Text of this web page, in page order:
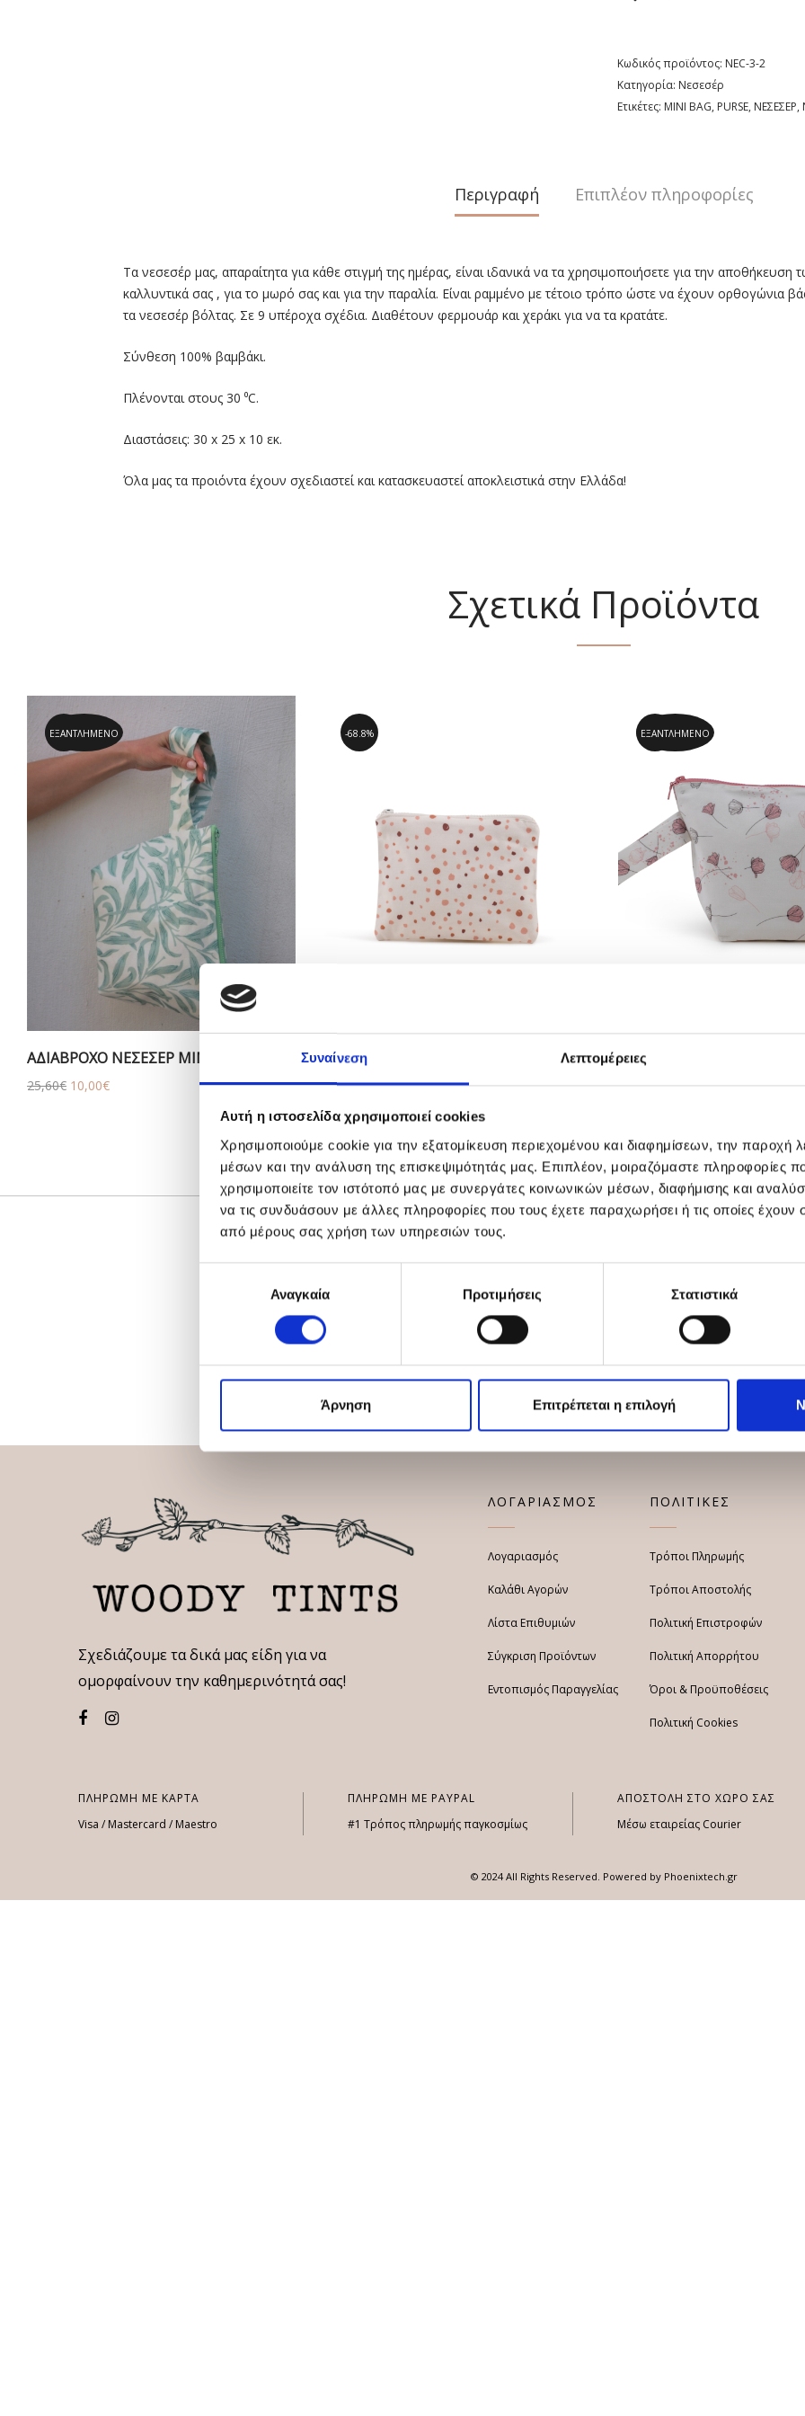
Συναίνεση Λεπτομέρειες
Αυτή η ιστοσελίδα χρησιμοποιεί cookies
Χρησιμοποιούμε cookie για την εξατομίκευση περιεχομένου και διαφημίσεων, την παροχή
μέσων και την ανάλυση της επισκεψιμότητάς μας. Επιπλέον, μοιραζόμαστε πληροφορίες
χρησιμοποιείτε τον ιστότοπό μας με συνεργάτες κοινωνικών μέσων, διαφήμισης και
να τις συνδυάσουν με άλλες πληροφορίες που τους έχετε παραχωρήσει ή τις οποίες έχουν
από μέρους σας χρήση των υπηρεσιών τους.
συγκατάθεσηςΑναγκαία Προτιμήσεις Στατιστικά
Άρνηση Επιτρέπεται η επιλογή
Κωδικός προϊόντος: ΝEC-3-2
Κατηγορία: Νεσεσέρ
Ετικέτες: MINI BAG, PURSE, ΝΕΣΕΣΕΡ,
Περιγραφή Επιπλέον πληροφορίες
Τα νεσεσέρ μας, απαραίτητα για κάθε στιγμή της ημέρας, είναι ιδανικά να τα χρησιμοποιήσετε για την
καλλυντικά σας , για το μωρό σας και για την παραλία. Είναι ραμμένο με τέτοιο τρόπο ώστε να έχουν ορθογώνια
τα νεσεσέρ βόλτας. Σε 9 υπέροχα σχέδια. Διαθέτουν φερμουάρ και χεράκι για να τα κρατάτε.
Σύνθεση 100% βαμβάκι.
Πλένονται στους 30 ⁰C.
Διαστάσεις: 30 x 25 x 10 εκ.
Όλα μας τα προιόντα έχουν σχεδιαστεί και κατασκευαστεί αποκλειστικά στην Ελλάδα!
Σχετικά Προϊόντα
60.9%
ΕΞΑΝΤΛΗΜΈΝΟ
ΑΔΙΑΒΡΟΧΟ ΝΕΣΕΣΕΡ MINTY SPRING
25,60€ Original
10,00€Η
68.8%
DOTS ΜΙΚΡΟ ΝΕΣΕΣΕΡ
16,00€Original
was:
16,00€.
5,00€Η
τιμή
είναι:
5,00€.
60.9%
ΕΞΑΝΤΛΗΜΈΝΟ
FLOWERS ΝΕΣΕΣΕΡ ME
25,60€Original
25,60€.
10,00€Η
είναι:
10,00€.
Σχεδιάζουμε τα δικά μας είδη για να
ομορφαίνουν την καθημερινότητά σας!
ΛΟΓΑΡΙΑΣΜΟΣ
Λογαριασμός
Καλάθι Αγορών
Λίστα Επιθυμιών
Σύγκριση Προϊόντων
Εντοπισμός Παραγγελίας
ΠΟΛΙΤΙΚΕΣ
Τρόποι Πληρωμής
Τρόποι Αποστολής
Πολιτική Επιστροφών
Πολιτική Απορρήτου
Όροι & Προϋποθέσεις
Πολιτική Cookies
ΠΛΗΡΩΜΗ ΜΕ ΚΑΡΤΑ
Visa / Mastercard / Maestro
ΠΛΗΡΩΜΗ ΜΕ PAYPAL
#1 Τρόπος πληρωμής παγκοσμίως
ΑΠΟΣΤΟΛΗ ΣΤΟ ΧΩΡΟ ΣΑΣ
Μέσω εταιρείας Courier
© 2024 All Rights Reserved. Powered by Phoenixtech.gr